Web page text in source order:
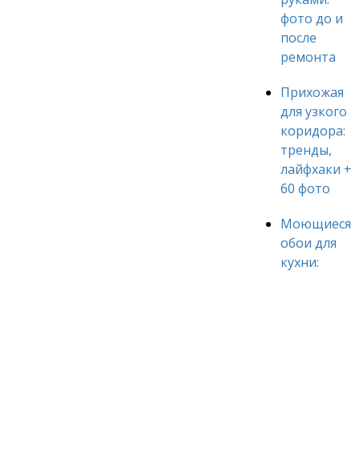
фото до и
после
ремонта
Прихожая
для узкого
коридора:
тренды,
лайфхаки +
60 фото
Моющиеся
обои для
кухни: